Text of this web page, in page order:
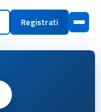
Registrati